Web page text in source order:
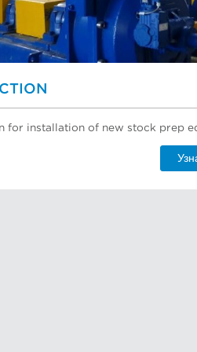
for installation of new stock prep